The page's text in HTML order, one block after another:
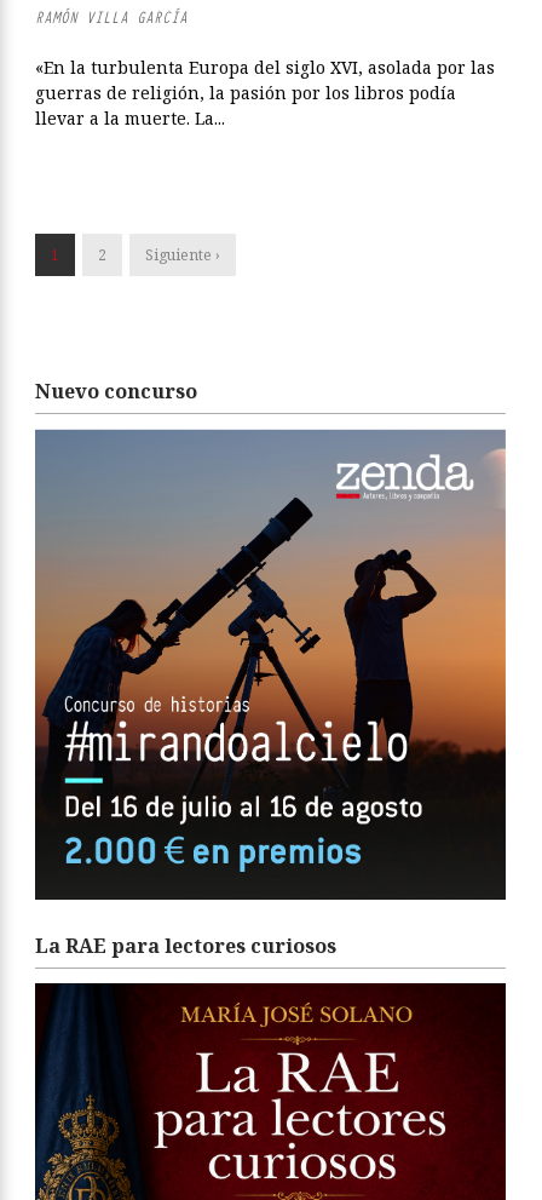
RAMÓN VILLA GARCÍA
«En la turbulenta Europa del siglo XVI, asolada por las
guerras de religión, la pasión por los libros podía
llevar a la muerte. La...
1 2 Siguiente ›
Nuevo concurso
La RAE para lectores curiosos